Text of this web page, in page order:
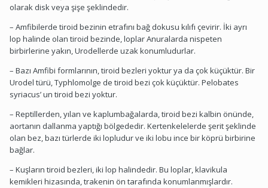
olarak disk veya şişe şeklindedir.
– Amfibilerde tiroid bezinin etrafını bağ dokusu kılıfı çevirir. İki ayrı
lop halinde olan tiroid bezinde, loplar Anuralarda nispeten
birbirlerine yakın, Urodellerde uzak konumludurlar.
– Bazı Amfibi formlarının, tiroid bezleri yoktur ya da çok küçüktür. Bir
Urodel türü, Typhlomolge de tiroid bezi çok küçüktür. Pelobates
syriacus’ un tiroid bezi yoktur.
– Reptillerden, yılan ve kaplumbağalarda, tiroid bezi kalbin önünde,
aortanın dallanma yaptığı bölgededir. Kertenkelelerde şerit şeklinde
olan bez, bazı türlerde iki lopludur ve iki lobu ince bir köprü birbirine
bağlar.
– Kuşların tiroid bezleri, iki lop halindedir. Bu loplar, klavikula
kemikleri hizasında, trakenin ön tarafında konumlanmışlardır.